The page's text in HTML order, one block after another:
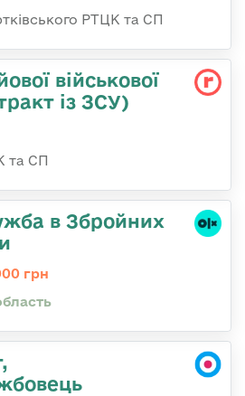
РТЦК та СП
військової
із ЗСУ)
та СП
в Збройних
грн